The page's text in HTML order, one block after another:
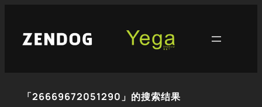
「26669672051290」的搜索结果